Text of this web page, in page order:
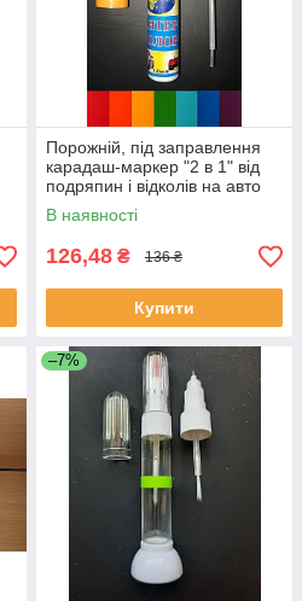
Порожній, під заправлення
карадаш-маркер "2 в 1" від
подряпин і відколів на авто
12 мл.
В наявності
126,48 ₴ 136 ₴
Купити
–7%